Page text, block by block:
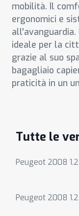
mobilità. Il
ergonomici e
ideale per la
grazie al suo
bagagliaio
praticità in un
Tutte le
Peugeot 2008
Peugeot 2008